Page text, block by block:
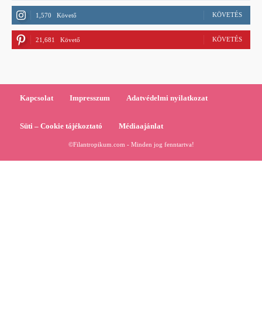
1,570 Követő KÖVETÉS
21,681 Követő KÖVETÉS
Kapcsolat Impresszum Adatvédelmi nyilatkozat
Süti – Cookie tájékoztató Médiaajánlat
©Filantropikum.com - Minden jog fenntartva!